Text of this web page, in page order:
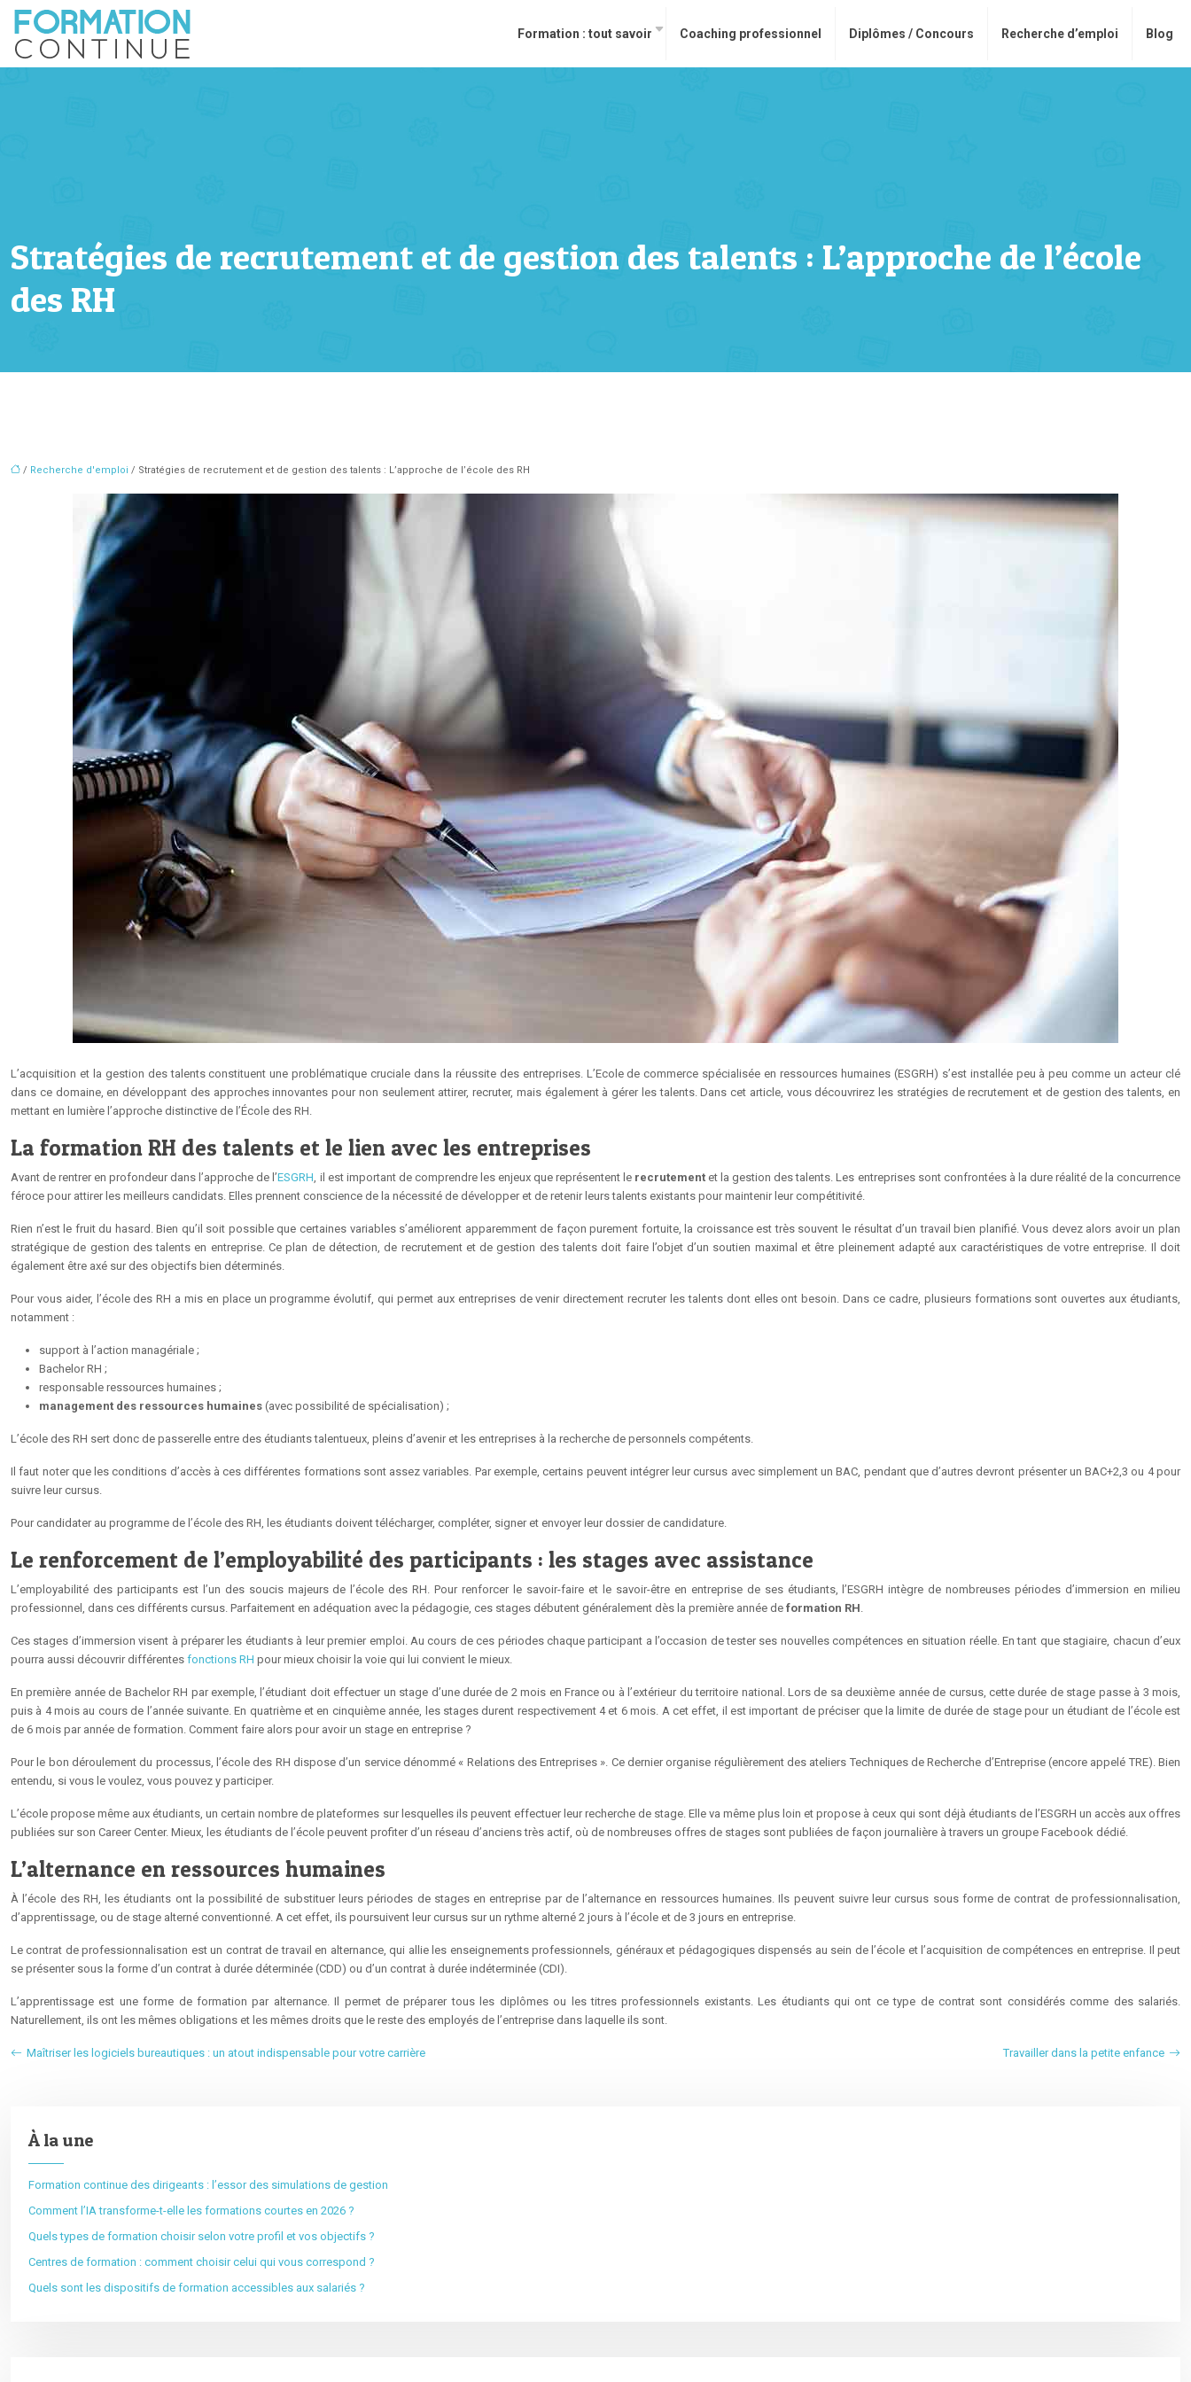
Formation : tout savoir Coaching professionnel Diplômes / Concours Recherche d’emploi Blog
Stratégies de recrutement et de gestion des talents : L’approche de l’école
des RH
/ Recherche d'emploi / Stratégies de recrutement et de gestion des talents : L’approche de l’école des RH
L’acquisition et la gestion des talents constituent une problématique cruciale dans la réussite des entreprises. L’Ecole de commerce spécialisée en ressources humaines (ESGRH) s’est installée peu à peu comme un acteur clé
dans ce domaine, en développant des approches innovantes pour non seulement attirer, recruter, mais également à gérer les talents. Dans cet article, vous découvrirez les stratégies de recrutement et de gestion des talents, en
mettant en lumière l’approche distinctive de l’École des RH.
La formation RH des talents et le lien avec les entreprises
Avant de rentrer en profondeur dans l’approche de l’ESGRH, il est important de comprendre les enjeux que représentent le recrutement et la gestion des talents. Les entreprises sont confrontées à la dure réalité de la concurrence
féroce pour attirer les meilleurs candidats. Elles prennent conscience de la nécessité de développer et de retenir leurs talents existants pour maintenir leur compétitivité.
Rien n’est le fruit du hasard. Bien qu’il soit possible que certaines variables s’améliorent apparemment de façon purement fortuite, la croissance est très souvent le résultat d’un travail bien planifié. Vous devez alors avoir un plan
stratégique de gestion des talents en entreprise. Ce plan de détection, de recrutement et de gestion des talents doit faire l’objet d’un soutien maximal et être pleinement adapté aux caractéristiques de votre entreprise. Il doit
également être axé sur des objectifs bien déterminés.
Pour vous aider, l’école des RH a mis en place un programme évolutif, qui permet aux entreprises de venir directement recruter les talents dont elles ont besoin. Dans ce cadre, plusieurs formations sont ouvertes aux étudiants,
notamment :
support à l’action managériale ;
Bachelor RH ;
responsable ressources humaines ;
management des ressources humaines (avec possibilité de spécialisation) ;
L’école des RH sert donc de passerelle entre des étudiants talentueux, pleins d’avenir et les entreprises à la recherche de personnels compétents.
Il faut noter que les conditions d’accès à ces différentes formations sont assez variables. Par exemple, certains peuvent intégrer leur cursus avec simplement un BAC, pendant que d’autres devront présenter un BAC+2,3 ou 4 pour
suivre leur cursus.
Pour candidater au programme de l’école des RH, les étudiants doivent télécharger, compléter, signer et envoyer leur dossier de candidature.
Le renforcement de l’employabilité des participants : les stages avec assistance
L’employabilité des participants est l’un des soucis majeurs de l’école des RH. Pour renforcer le savoir-faire et le savoir-être en entreprise de ses étudiants, l’ESGRH intègre de nombreuses périodes d’immersion en milieu
professionnel, dans ces différents cursus. Parfaitement en adéquation avec la pédagogie, ces stages débutent généralement dès la première année de formation RH.
Ces stages d’immersion visent à préparer les étudiants à leur premier emploi. Au cours de ces périodes chaque participant a l’occasion de tester ses nouvelles compétences en situation réelle. En tant que stagiaire, chacun d’eux
pourra aussi découvrir différentes fonctions RH pour mieux choisir la voie qui lui convient le mieux.
En première année de Bachelor RH par exemple, l’étudiant doit effectuer un stage d’une durée de 2 mois en France ou à l’extérieur du territoire national. Lors de sa deuxième année de cursus, cette durée de stage passe à 3 mois,
puis à 4 mois au cours de l’année suivante. En quatrième et en cinquième année, les stages durent respectivement 4 et 6 mois. A cet effet, il est important de préciser que la limite de durée de stage pour un étudiant de l’école est
de 6 mois par année de formation. Comment faire alors pour avoir un stage en entreprise ?
Pour le bon déroulement du processus, l’école des RH dispose d’un service dénommé « Relations des Entreprises ». Ce dernier organise régulièrement des ateliers Techniques de Recherche d’Entreprise (encore appelé TRE). Bien
entendu, si vous le voulez, vous pouvez y participer.
L’école propose même aux étudiants, un certain nombre de plateformes sur lesquelles ils peuvent effectuer leur recherche de stage. Elle va même plus loin et propose à ceux qui sont déjà étudiants de l’ESGRH un accès aux offres
publiées sur son Career Center. Mieux, les étudiants de l’école peuvent profiter d’un réseau d’anciens très actif, où de nombreuses offres de stages sont publiées de façon journalière à travers un groupe Facebook dédié.
L’alternance en ressources humaines
À l’école des RH, les étudiants ont la possibilité de substituer leurs périodes de stages en entreprise par de l’alternance en ressources humaines. Ils peuvent suivre leur cursus sous forme de contrat de professionnalisation,
d’apprentissage, ou de stage alterné conventionné. A cet effet, ils poursuivent leur cursus sur un rythme alterné 2 jours à l’école et de 3 jours en entreprise.
Le contrat de professionnalisation est un contrat de travail en alternance, qui allie les enseignements professionnels, généraux et pédagogiques dispensés au sein de l’école et l’acquisition de compétences en entreprise. Il peut
se présenter sous la forme d’un contrat à durée déterminée (CDD) ou d’un contrat à durée indéterminée (CDI).
L’apprentissage est une forme de formation par alternance. Il permet de préparer tous les diplômes ou les titres professionnels existants. Les étudiants qui ont ce type de contrat sont considérés comme des salariés.
Naturellement, ils ont les mêmes obligations et les mêmes droits que le reste des employés de l’entreprise dans laquelle ils sont.
Maîtriser les logiciels bureautiques : un atout indispensable pour votre carrière Travailler dans la petite enfance
À la une
Formation continue des dirigeants : l’essor des simulations de gestion
Comment l’IA transforme-t-elle les formations courtes en 2026 ?
Quels types de formation choisir selon votre profil et vos objectifs ?
Centres de formation : comment choisir celui qui vous correspond ?
Quels sont les dispositifs de formation accessibles aux salariés ?